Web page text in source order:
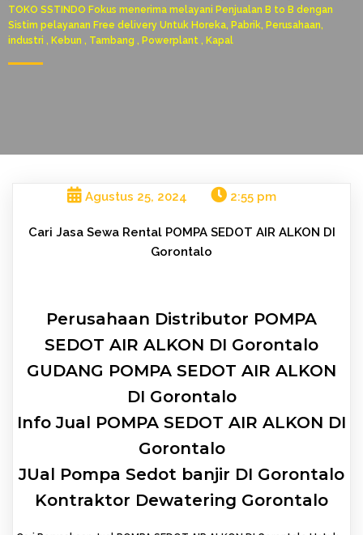
TOKO SSTINDO Fokus menerima melayani Penjualan B to B dengan
Sistim pelayanan Free delivery Untuk Horeka, Pabrik, Perusahaan,
industri , Kebun , Tambang , Powerplant , Kapal
Agustus 25, 2024 2:55 pm
Cari Jasa Sewa Rental POMPA SEDOT AIR ALKON DI
Gorontalo
Perusahaan Distributor POMPA
SEDOT AIR ALKON DI Gorontalo
GUDANG POMPA SEDOT AIR ALKON
DI Gorontalo
Info Jual POMPA SEDOT AIR ALKON DI
Gorontalo
JUal Pompa Sedot banjir DI Gorontalo
Kontraktor Dewatering Gorontalo